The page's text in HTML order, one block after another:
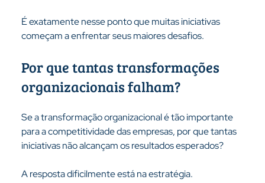
É exatamente nesse ponto que muitas iniciativas
começam a enfrentar seus maiores desafios.
Por que tantas transformações
organizacionais falham?
Se a transformação organizacional é tão importante
para a competitividade das empresas, por que tantas
iniciativas não alcançam os resultados esperados?
A resposta dificilmente está na estratégia.